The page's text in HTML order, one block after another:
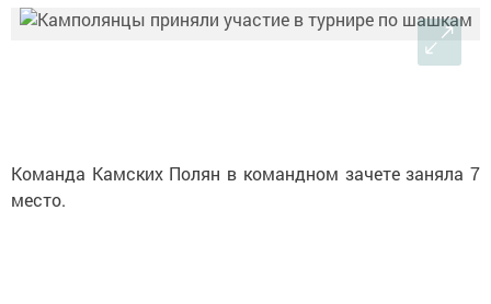
Команда Камских Полян в командном зачете заняла 7
место.